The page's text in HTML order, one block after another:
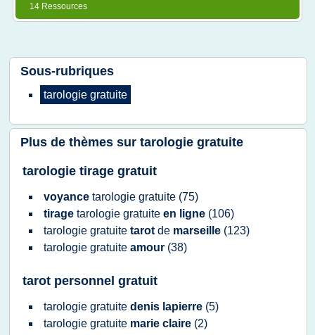
14 Ressources
Sous-rubriques
tarologie gratuite
Plus de thèmes sur tarologie gratuite
tarologie tirage gratuit
voyance tarologie gratuite (75)
tirage tarologie gratuite en ligne (106)
tarologie gratuite tarot de marseille (123)
tarologie gratuite amour (38)
tarot personnel gratuit
tarologie gratuite denis lapierre (5)
tarologie gratuite marie claire (2)